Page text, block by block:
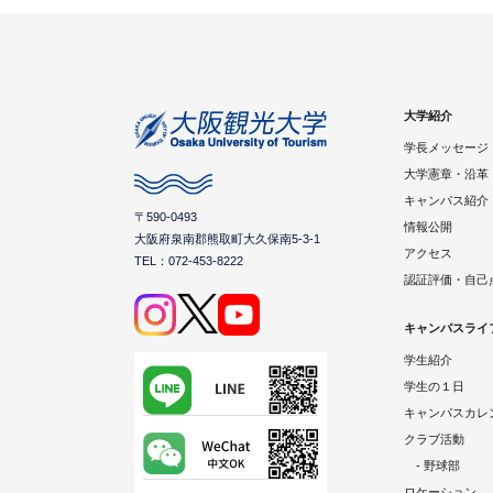
〒590-0493
大阪府泉南郡熊取町大久保南5-3-1
TEL：072-453-8222
大学紹介
学長メッセージ
大学憲章・沿革
キャンパス紹介
情報公開
アクセス
認証評価・自己
キャンパスライ
学生紹介
学生の１日
キャンパスカレ
クラブ活動
- 野球部